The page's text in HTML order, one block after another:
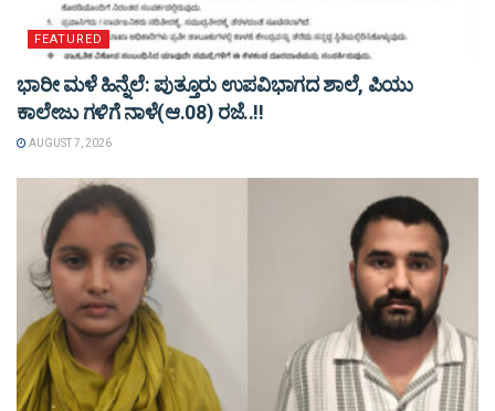
FEATURED
ಭಾರೀ ಮಳೆ ಹಿನ್ನೆಲೆ: ಪುತ್ತೂರು ಉಪವಿಭಾಗದ ಶಾಲೆ, ಪಿಯು
ಕಾಲೇಜು ಗಳಿಗೆ ನಾಳೆ(ಆ.08) ರಜೆ..!!
AUGUST 7, 2026